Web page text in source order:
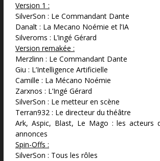
Version 1 :
SilverSon : Le Commandant Dante
Danalt : La Mecano Noémie et l’IA
Silveroms : L’ingé Gérard
Version remakée :
Merzlinn : Le Commandant Dante
Giu : L’Intelligence Artificielle
Camille : La Mécano Noémie
Zarxnos : L’Ingé Gérard
SilverSon : Le metteur en scène
Terran932 : Le directeur du théâtre
Ark, Aspic, Blast, Le Mago : les acteurs
annonces
Spin-Offs :
SilverSon : Tous les rôles